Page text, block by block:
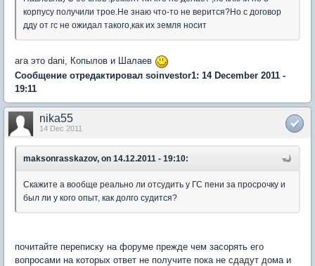
корпусу получили трое.Не знаю что-то не верится?Но с договор
дду от гс не ожидал такого,как их земля носит
ага это dani, Копылов и Шалаев
Сообщение отредактировал soinvestor1: 14 December 2011 -
19:11
nika55
14 Dec 2011
maksonrasskazov, on 14.12.2011 - 19:10:
Скажите а вообще реально ли отсудить у ГС пени за просрочку и
был ли у кого опыт, как долго судится?
почитайте переписку на форуме прежде чем засорять его
вопросами на которых ответ не получите пока не сдадут дома и